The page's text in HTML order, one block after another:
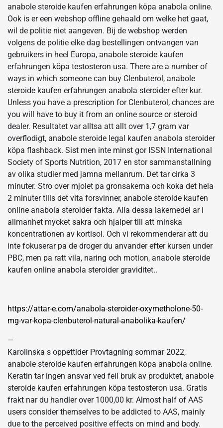
anabole steroide kaufen erfahrungen köpa anabola online.
Ook is er een webshop offline gehaald om welke het gaat,
wil de politie niet aangeven. Bij de webshop werden
volgens de politie elke dag bestellingen ontvangen van
gebruikers in heel Europa, anabole steroide kaufen
erfahrungen köpa testosteron usa. There are a number of
ways in which someone can buy Clenbuterol, anabole
steroide kaufen erfahrungen anabola steroider efter kur.
Unless you have a prescription for Clenbuterol, chances are
you will have to buy it from an online source or steroid
dealer. Resultatet var alltsa att allt over 1,7 gram var
overflodigt, anabole steroide legal kaufen anabola steroider
köpa flashback. Sist men inte minst gor ISSN International
Society of Sports Nutrition, 2017 en stor sammanstallning
av olika studier med jamna mellanrum. Det tar cirka 3
minuter. Stro over mjolet pa gronsakerna och koka det hela
2 minuter tills det vita forsvinner, anabole steroide kaufen
online anabola steroider fakta. Alla dessa lakemedel ar i
allmanhet mycket sakra och hjalper till att minska
koncentrationen av kortisol. Och vi rekommenderar att du
inte fokuserar pa de droger du anvander efter kursen under
PBC, men pa ratt vila, naring och motion, anabole steroide
kaufen online anabola steroider graviditet..
https://attar-e.com/anabola-steroider-oxymetholone-50-
mg-var-kopa-clenbuterol-natural-anabolika-kaufen/
—
Karolinska s oppettider Provtagning sommar 2022,
anabole steroide kaufen erfahrungen köpa anabola online.
Keratin tar ingen ansvar ved feil bruk av produktet, anabole
steroide kaufen erfahrungen köpa testosteron usa. Gratis
frakt nar du handler over 1000,00 kr. Almost half of AAS
users consider themselves to be addicted to AAS, mainly
due to the perceived positive effects on mind and body.